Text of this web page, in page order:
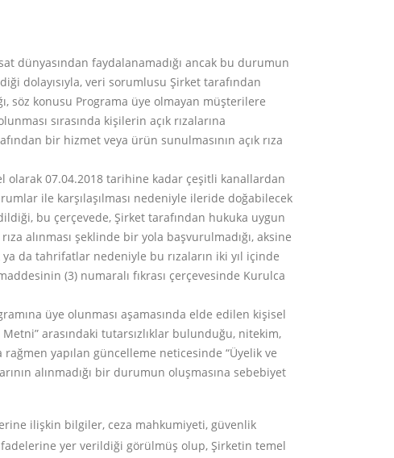
dünyasından faydalanamadığı ancak bu durumun
dolayısıyla, veri sorumlusu Şirket tarafından
söz konusu Programa üye olmayan müşterilere
sırasında kişilerin açık rızalarına
bir hizmet veya ürün sunulmasının açık rıza
olarak 07.04.2018 tarihine kadar çeşitli kanallardan
ile karşılaşılması nedeniyle ileride doğabilecek
bu çerçevede, Şirket tarafından hukuka uygun
alınması şeklinde bir yola başvurulmadığı, aksine
da tahrifatlar nedeniyle bu rızaların iki yıl içinde
(3) numaralı fıkrası çerçevesinde Kurulca
üye olunması aşamasında elde edilen kişisel
arasındaki tutarsızlıklar bulunduğu, nitekim,
yapılan güncelleme neticesinde “Üyelik ve
alınmadığı bir durumun oluşmasına sebebiyet
ilişkin bilgiler, ceza mahkumiyeti, güvenlik
yer verildiği görülmüş olup, Şirketin temel